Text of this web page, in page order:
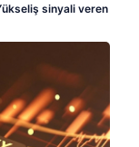
sinyali veren